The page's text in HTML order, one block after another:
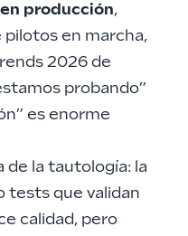
producción,
pilotos en marcha,
2026 de
probando”
es enorme
de la tautología: la
tests que validan
calidad, pero